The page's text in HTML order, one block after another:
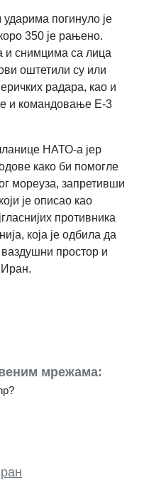
погинуло је
350 је рањено.
и снимцима са лица
оштетили су или
радара, као и
и командовање E-3
НАТО-а јер
како би помогле
мореуза, запретивши
је описао као
противника
која је одбила да
простор и
Иран.
мрежама: